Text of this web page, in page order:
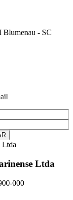
Blumenau - SC
Ltda
000